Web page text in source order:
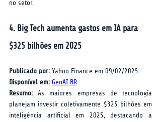
no setor.
4. Big Tech aumenta gastos em IA para
$325 bilhões em 2025
Publicado por: Yahoo Finance em 09/02/2025
Disponível em: GenAI BR
Resumo: As maiores empresas de tecnologia
planejam investir coletivamente $325 bilhões em
inteligência artificial em 2025, destacando a